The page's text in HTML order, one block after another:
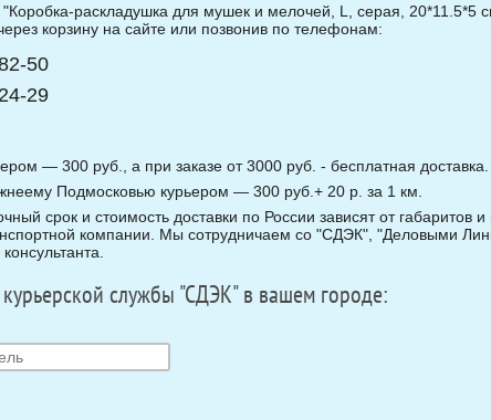
раскладушка для мушек и мелочей, L, серая, 20*11.5*5
корзину на сайте или позвонив по телефонам:
50
29
— 300 руб., а при заказе от 3000 руб. - бесплатная
Подмосковью курьером — 300 руб.+ 20 р. за 1 км.
срок и стоимость доставки по России зависят от габаритов
компании. Мы сотрудничаем со "СДЭК", "Деловыми
службы "СДЭК" в вашем городе: